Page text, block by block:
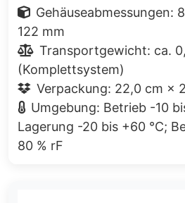
Gehäuseabmessungen:
122 mm
Transportgewicht: ca.
(Komplettsystem)
Verpackung: 22,0 cm ×
Umgebung: Betrieb -10
Lagerung -20 bis +60 °C;
80 % rF